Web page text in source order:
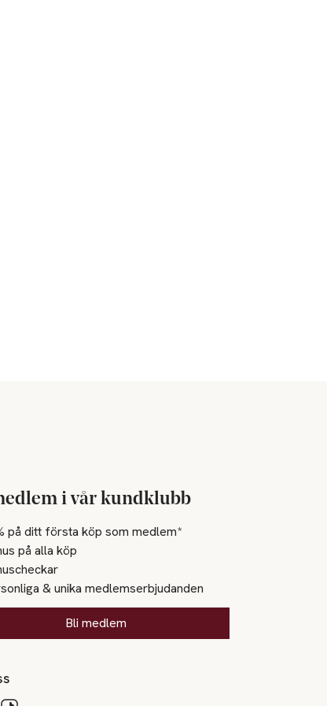
i vår kundklubb
på ditt första köp som medlem*
på alla köp
& unika medlemserbjudanden
Bli medlem